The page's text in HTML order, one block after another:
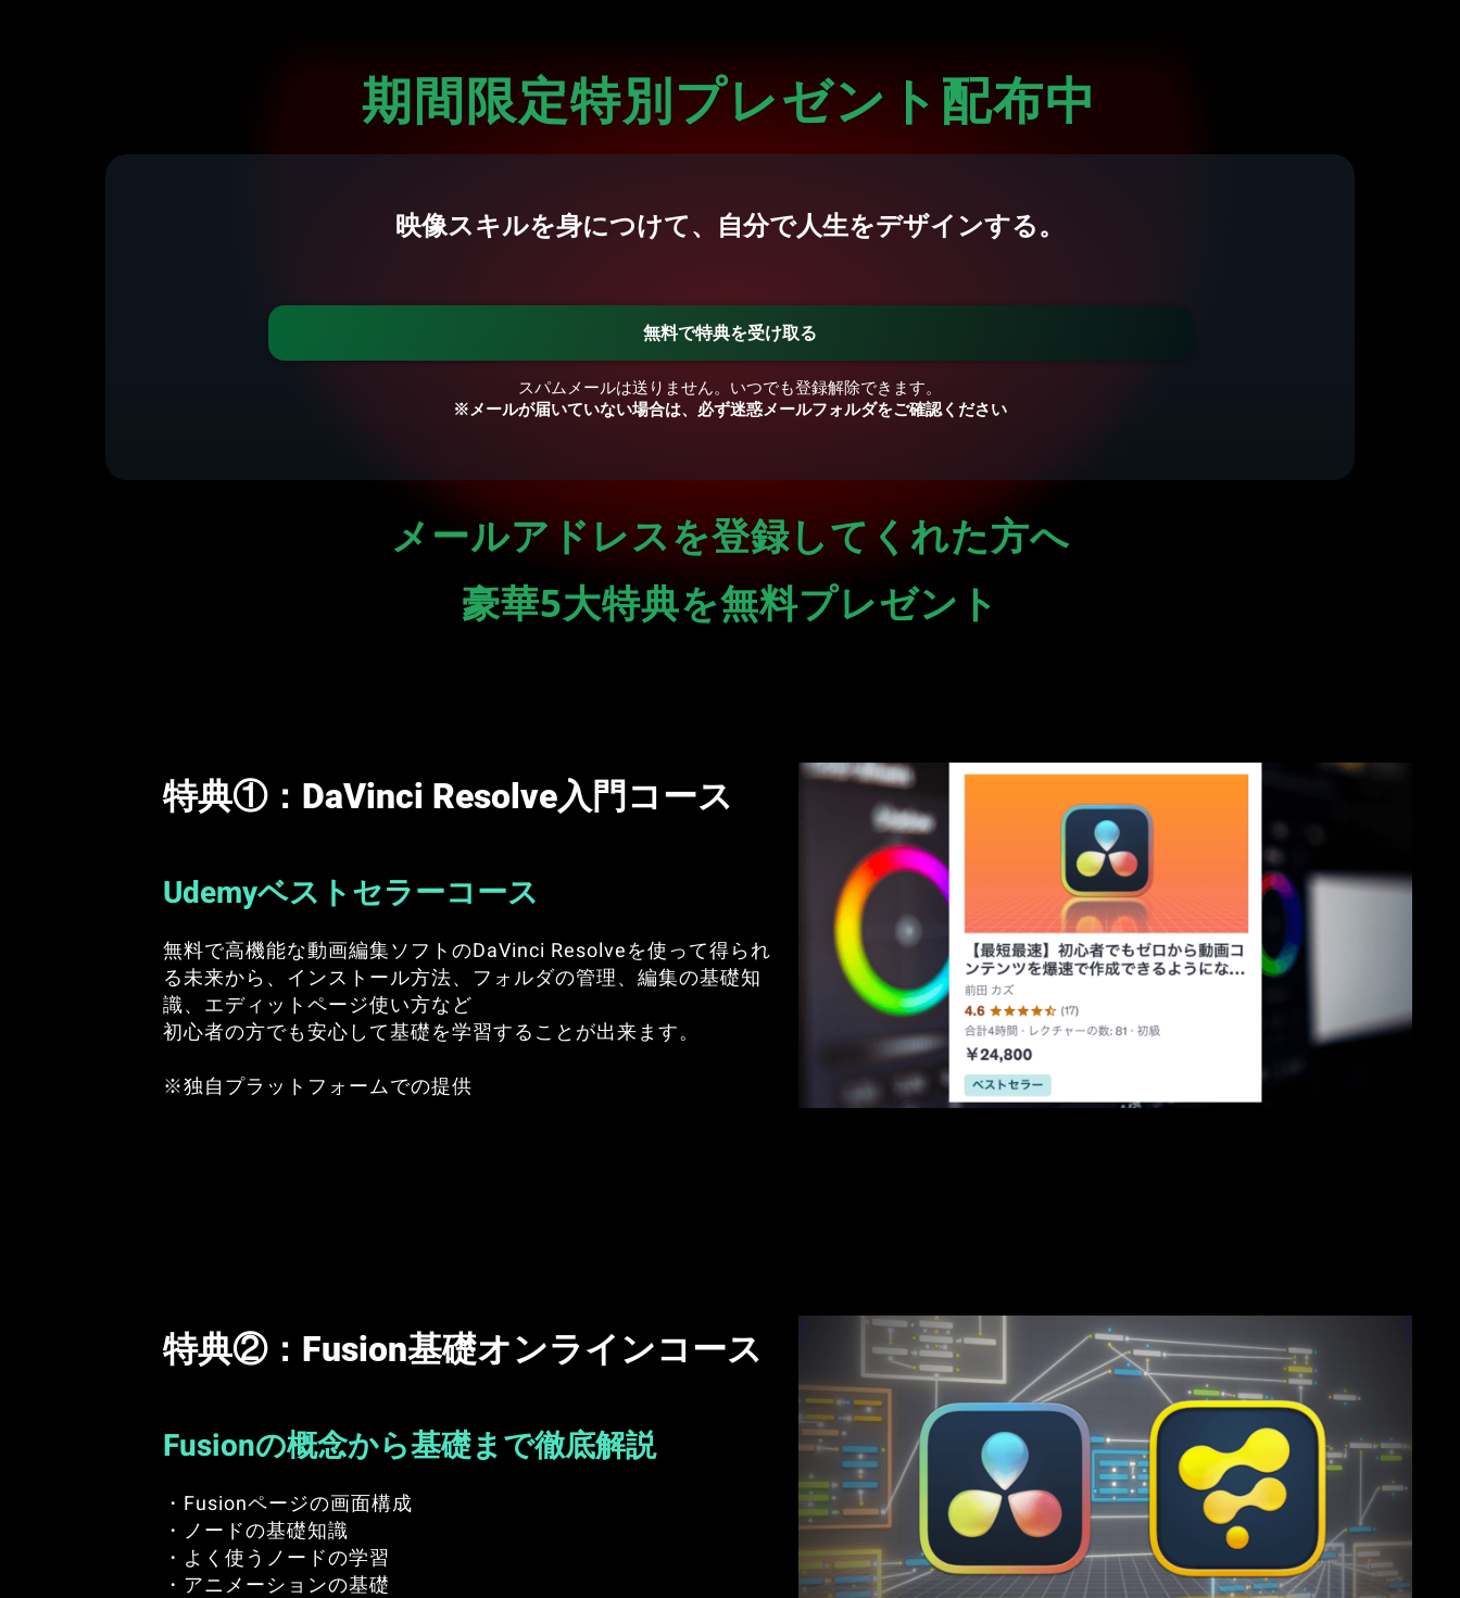
期間限定特別プレゼント配布中
映像スキルを身につけて、自分で人生をデザインする。
無料で特典を受け取る
スパムメールは送りません。いつでも登録解除できます。
※メールが届いていない場合は、必ず迷惑メールフォルダをご確認ください
メールアドレスを登録してくれた方へ
豪華5大特典を無料プレゼント
特典①：DaVinci Resolve入門コース
Udemyベストセラーコース
無料で高機能な動画編集ソフトのDaVinci Resolveを使って得られ
る未来から、インストール方法、フォルダの管理、編集の基礎知
識、エディットページ使い方など
初心者の方でも安心して基礎を学習することが出来ます。
※独自プラットフォームでの提供
特典②：Fusion基礎オンラインコース
Fusionの概念から基礎まで徹底解説
・Fusionページの画面構成
・ノードの基礎知識
・よく使うノードの学習
・アニメーションの基礎